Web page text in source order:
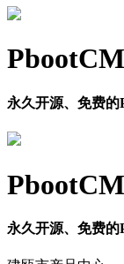
永久开源、免费的
永久开源、免费的